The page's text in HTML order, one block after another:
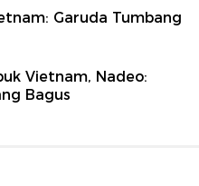
Garuda Tumbang
Vietnam, Nadeo:
Bagus